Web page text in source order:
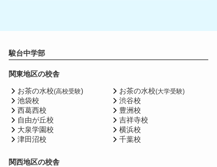
駿台中学部
関東地区の校舎
お茶の水校(高校受験)
池袋校
西葛西校
自由が丘校
大泉学園校
津田沼校
お茶の水校(大学受験)
渋谷校
豊洲校
吉祥寺校
横浜校
千葉校
関西地区の校舎